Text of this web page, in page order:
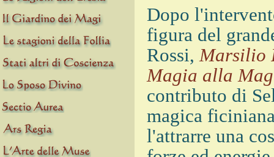
Dopo
figura del
Rossi,Marsilio
Magia alla
contributo di
magica
l'attrarre una